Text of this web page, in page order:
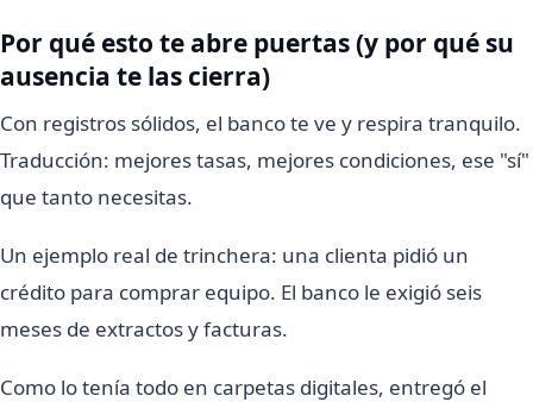
Por qué esto te abre puertas (y por qué su
ausencia te las cierra)
Con registros sólidos, el banco te ve y respira tranquilo.
Traducción: mejores tasas, mejores condiciones, ese "sí"
que tanto necesitas.
Un ejemplo real de trinchera: una clienta pidió un
crédito para comprar equipo. El banco le exigió seis
meses de extractos y facturas.
Como lo tenía todo en carpetas digitales, entregó el